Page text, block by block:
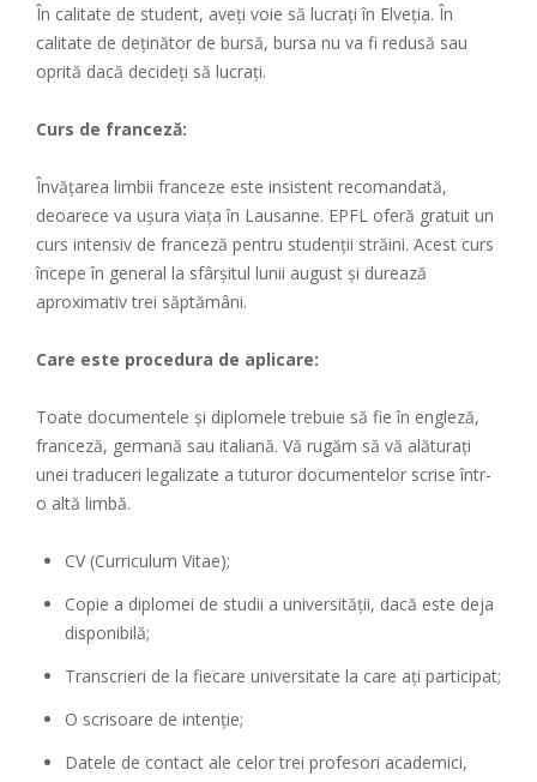
În calitate de student, aveți voie să lucrați în Elveția. În
calitate de deținător de bursă, bursa nu va fi redusă sau
oprită dacă decideți să lucrați.
Curs de franceză:
Învățarea limbii franceze este insistent recomandată,
deoarece va ușura viața în Lausanne. EPFL oferă gratuit un
curs intensiv de franceză pentru studenții străini. Acest curs
începe în general la sfârșitul lunii august și durează
aproximativ trei săptămâni.
Care este procedura de aplicare:
Toate documentele și diplomele trebuie să fie în engleză,
franceză, germană sau italiană. Vă rugăm să vă alăturați
unei traduceri legalizate a tuturor documentelor scrise într-
o altă limbă.
CV (Curriculum Vitae);
Copie a diplomei de studii a universității, dacă este deja
disponibilă;
Transcrieri de la fiecare universitate la care ați participat;
O scrisoare de intenție;
Datele de contact ale celor trei profesori academici,